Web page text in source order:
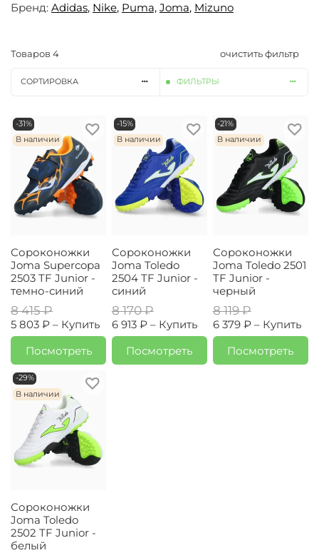
Бренд: Adidas, Nike, Puma, Joma, Mizuno
Товаров 4 очистить фильтр
СОРТИРОВКА ФИЛЬТРЫ
-31%
В наличии
Сороконожки
Joma Supercopa
2503 TF Junior -
темно-синий
8 415 ₽
5 803 ₽ – Купить
Посмотреть
-15%
В наличии
Сороконожки
Joma Toledo
2504 TF Junior -
синий
8 170 ₽
6 913 ₽ – Купить
Посмотреть
-21%
В наличии
Сороконожки
Joma Toledo 2501
TF Junior -
черный
8 119 ₽
6 379 ₽ – Купить
Посмотреть
-29%
В наличии
Сороконожки
Joma Toledo
2502 TF Junior -
белый